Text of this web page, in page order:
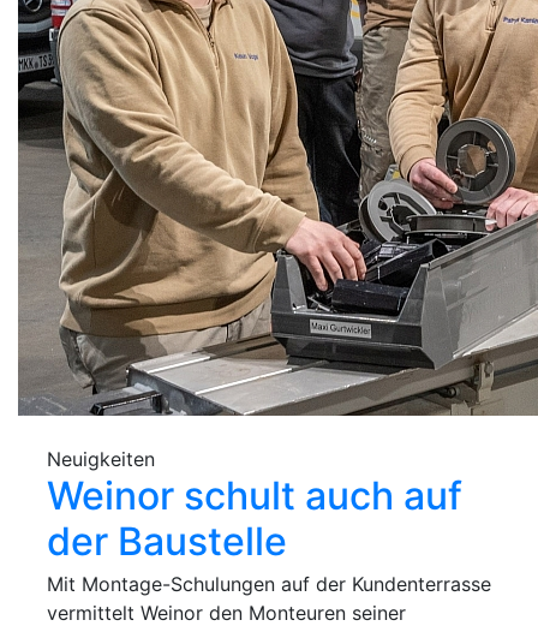
Neuigkeiten
Weinor schult auch auf
der Baustelle
Mit Montage-Schulungen auf der Kundenterrasse
vermittelt Weinor den Monteuren seiner